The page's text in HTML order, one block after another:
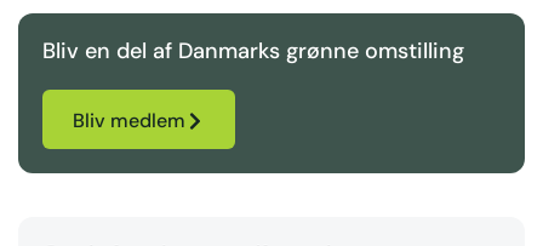
Bliv en del af Danmarks grønne omstilling
Bliv medlem